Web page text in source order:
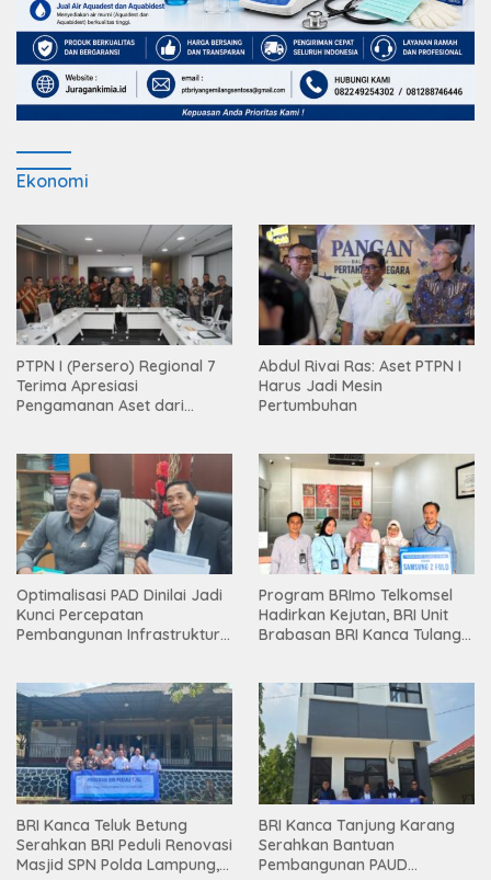
Ekonomi
PTPN I (Persero) Regional 7
Terima Apresiasi
Pengamanan Aset dari
Abdul Rivai Ras: Aset PTPN I
Harus Jadi Mesin
Pertumbuhan
Optimalisasi PAD Dinilai Jadi
Kunci Percepatan
Pembangunan Infrastruktur
Program BRImo Telkomsel
Hadirkan Kejutan, BRI Unit
Brabasan BRI Kanca Tulang
Mesuji
BRI Kanca Teluk Betung
Serahkan BRI Peduli Renovasi
Masjid SPN Polda Lampung,
BRI Kanca Tanjung Karang
Serahkan Bantuan
Pembangunan PAUD